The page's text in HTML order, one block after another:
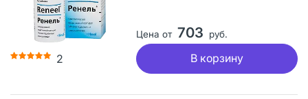
2
Цена от 703 руб.
В корзину